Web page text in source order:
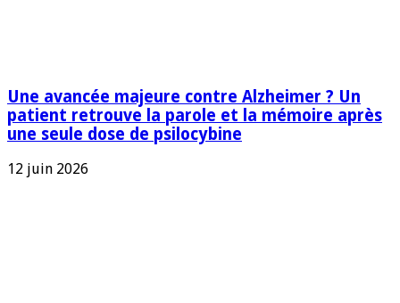
Une avancée majeure contre Alzheimer ? Un
patient retrouve la parole et la mémoire après
une seule dose de psilocybine
12 juin 2026